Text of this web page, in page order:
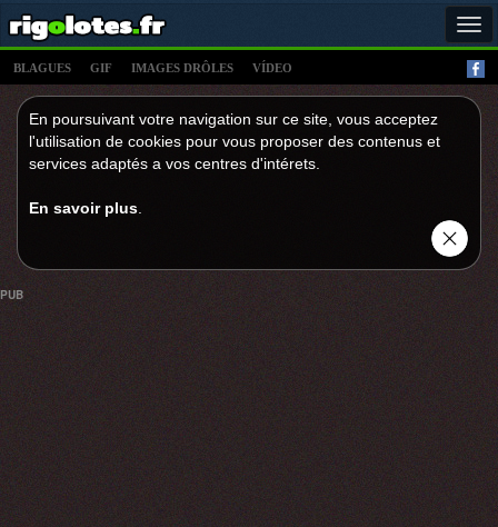
BLAGUES GIF IMAGES DRÔLES VÍDEO
En poursuivant votre navigation sur ce site, vous acceptez
l'utilisation de cookies pour vous proposer des contenus et
services adaptés a vos centres d'intérets.
En savoir plus
PUB